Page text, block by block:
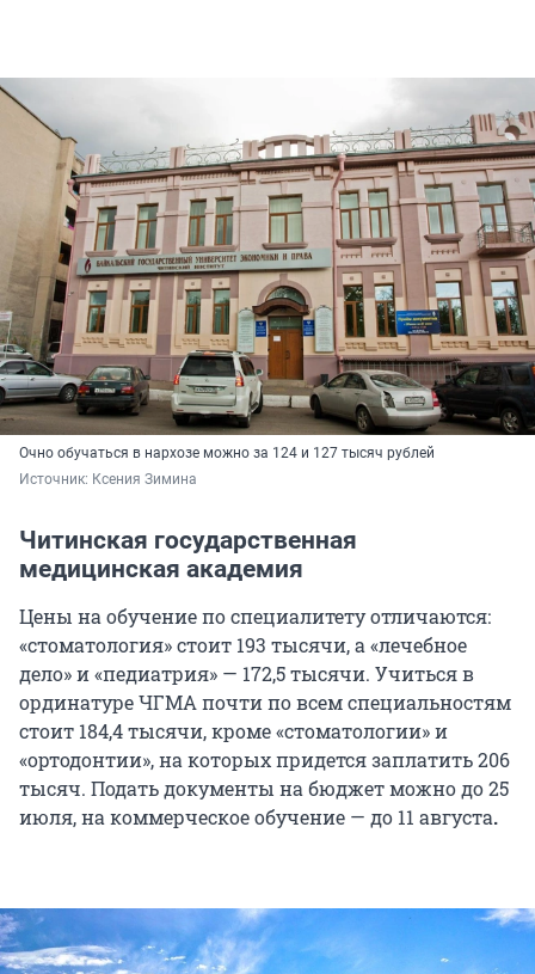
Очно обучаться в нархозе можно за 124 и 127 тысяч рублей
Источник: Ксения Зимина
Читинская государственная
медицинская академия
Цены на обучение по специалитету отличаются:
«стоматология» стоит 193 тысячи, а «лечебное
дело» и «педиатрия» — 172,5 тысячи. Учиться в
ординатуре ЧГМА почти по всем специальностям
стоит 184,4 тысячи, кроме «стоматологии» и
«ортодонтии», на которых придется заплатить 206
тысяч. Подать документы на бюджет можно до 25
июля, на коммерческое обучение — до 11 августа.